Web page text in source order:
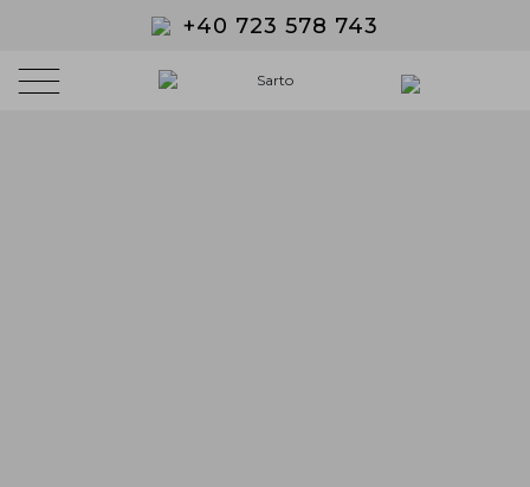
+40 723 578 743